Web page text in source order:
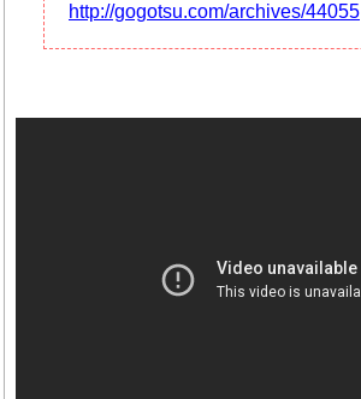
http://gogotsu.com/archives/44055